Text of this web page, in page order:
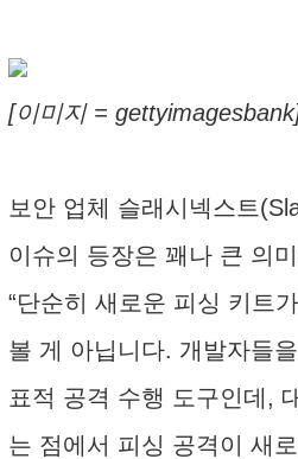
[이미지 =
보안 업체 슬래시넥스트
이슈의 등장은 꽤나 큰 의
“단순히 새로운 피싱 키트
볼 게 아닙니다. 개발자들
표적 공격 수행 도구인데,
는 점에서 피싱 공격이 새